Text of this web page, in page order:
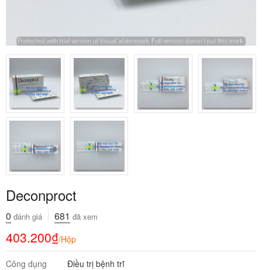
Deconproct
0 đánh giá 681 đã xem
403.200₫/Hộp
Công dụng
Điều trị bệnh trĩ